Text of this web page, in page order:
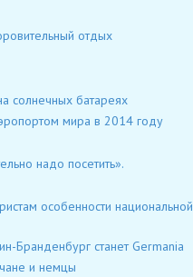
отдых
солнечных батареях
мира в 2014 году
надо посетить».
особенности национальной
Бранденбург станет Germania
и немцы